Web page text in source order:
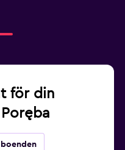
för din